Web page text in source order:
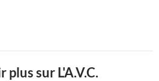
plus sur L'A.V.C.